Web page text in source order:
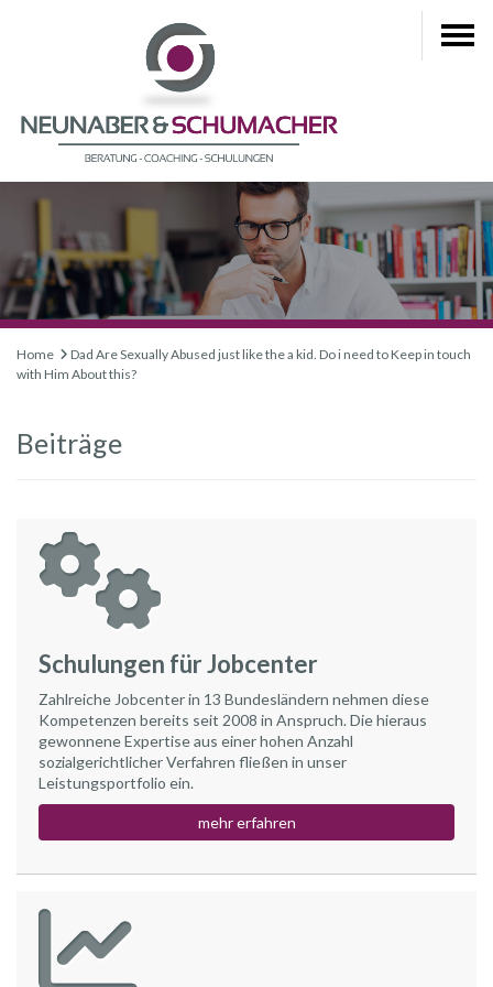
Home
Dad Are Sexually Abused just like the a kid. Do i need to Keep in touch
with Him About this?
Beiträge
Schulungen für Jobcenter
Zahlreiche Jobcenter in 13 Bundesländern nehmen diese
Kompetenzen bereits seit 2008 in Anspruch. Die hieraus
gewonnene Expertise aus einer hohen Anzahl
sozialgerichtlicher Verfahren fließen in unser
Leistungsportfolio ein.
mehr erfahren